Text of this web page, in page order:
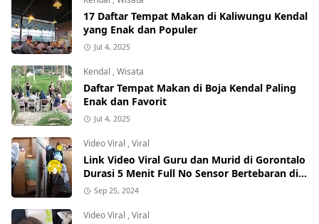
17 Daftar Tempat Makan di Kaliwungu Kendal
yang Enak dan Populer
Jul 4, 2025
Kendal ,Wisata
Daftar Tempat Makan di Boja Kendal Paling
Enak dan Favorit
Jul 4, 2025
Video Viral ,Viral
Link Video Viral Guru dan Murid di Gorontalo
Durasi 5 Menit Full No Sensor Bertebaran di
Internet, Hati-Hati Phising!
Sep 25, 2024
Video Viral ,Viral